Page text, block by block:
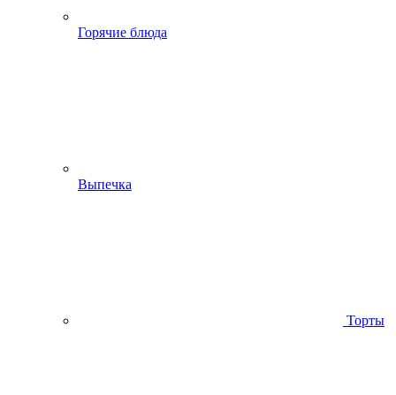
Горячие блюда
Выпечка
Торты